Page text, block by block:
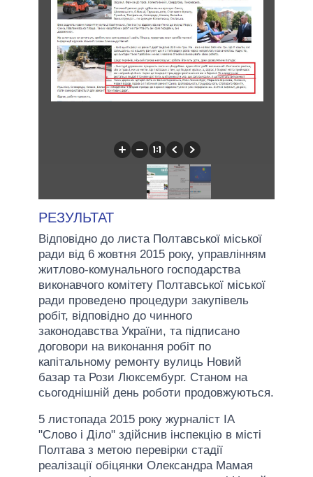
РЕЗУЛЬТАТ
Відповідно до листа Полтавської міської
ради від 6 жовтня 2015 року, управлінням
житлово-комунального господарства
виконавчого комітету Полтавської міської
ради проведено процедури закупівель
робіт, відповідно до чинного
законодавства України, та підписано
договори на виконання робіт по
капітальному ремонту вулиць Новий
базар та Рози Люксембург. Станом на
сьогоднішній день роботи продовжуються.
5 листопада 2015 року журналіст ІА
"Слово і Діло" здійснив інспекцію в місті
Полтава з метою перевірки стадії
реалізації обіцянки Олександра Мамая